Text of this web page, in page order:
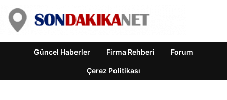
Güncel Haberler Firma Rehberi Forum
Çerez Politikası